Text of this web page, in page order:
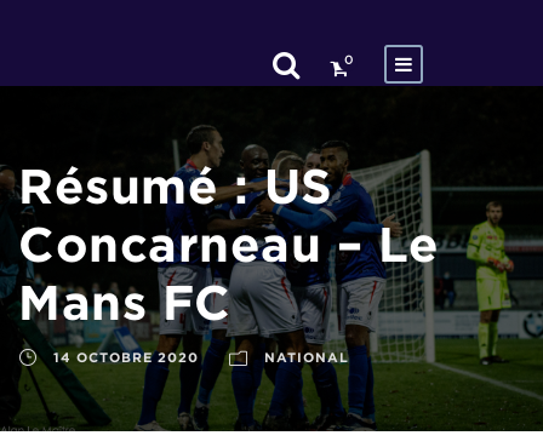
0
Résumé : US
Concarneau – Le
Mans FC
14 OCTOBRE 2020 NATIONAL